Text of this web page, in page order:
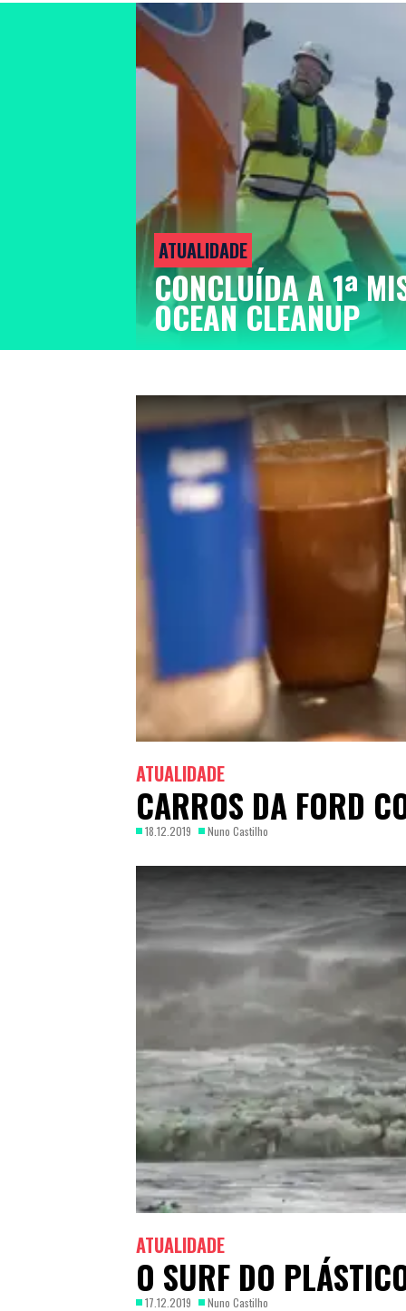
ATUALIDADE
CONCLUÍDA A 1ª
OCEAN CLEANUP
ATUALIDADE
CARROS DA FORD
18.12.2019 Nuno Castilho
ATUALIDADE
O SURF DO
17.12.2019 Nuno Castilho